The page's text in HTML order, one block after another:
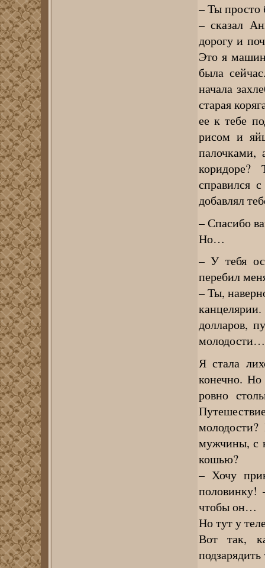
– Ты просто
– сказал
дорогу и
Это я
была
начала
старая
ее к тебе
рисом и
палочками,
коридоре?
справился
добавлял
– Спасибо
Но…
– У тебя
перебил
– Ты,
долларов,
молодости…
Я стала
конечно.
ровно
мужчины, с
кошью?
– Хочу
половинку!
чтобы он…
Но тут у
Вот так,